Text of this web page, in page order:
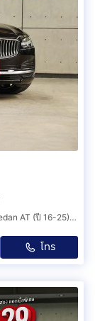
Volvo S90 2021 2.0 Recharge T8 Inscription 4WD Sedan AT (ปี 16-25) B1964
โทร